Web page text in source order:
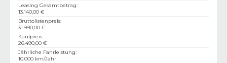
Leasing Gesamtbetrag:
13.140,00 €
Bruttolistenpreis:
31.990,00 €
Kaufpreis:
26.490,00 €
Jährliche Fahrleistung:
10.000 km/Jahr